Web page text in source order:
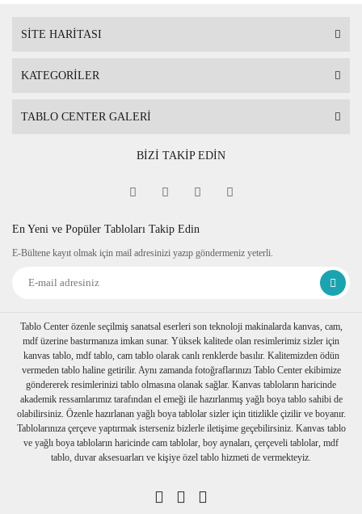
SİTE HARİTASI
KATEGORİLER
TABLO CENTER GALERİ
BİZİ TAKİP EDİN
En Yeni ve Popüler Tabloları Takip Edin
E-Bültene kayıt olmak için mail adresinizi yazıp göndermeniz yeterli.
Tablo Center özenle seçilmiş sanatsal eserleri son teknoloji makinalarda kanvas, cam,
mdf üzerine bastırmanıza imkan sunar. Yüksek kalitede olan resimlerimiz sizler için
kanvas tablo, mdf tablo, cam tablo olarak canlı renklerde basılır. Kalitemizden ödün
vermeden tablo haline getirilir. Aynı zamanda fotoğraflarınızı Tablo Center ekibimize
göndererek resimlerinizi tablo olmasına olanak sağlar. Kanvas tabloların haricinde
akademik ressamlarımız tarafından el emeği ile hazırlanmış yağlı boya tablo sahibi de
olabilirsiniz. Özenle hazırlanan yağlı boya tablolar sizler için titizlikle çizilir ve boyanır.
Tablolarınıza çerçeve yaptırmak isterseniz bizlerle iletişime geçebilirsiniz. Kanvas tablo
ve yağlı boya tabloların haricinde cam tablolar, boy aynaları, çerçeveli tablolar, mdf
tablo, duvar aksesuarları ve kişiye özel tablo hizmeti de vermekteyiz.